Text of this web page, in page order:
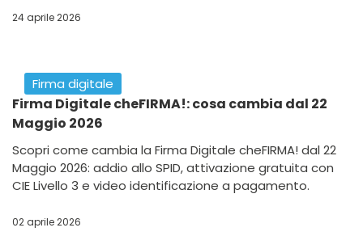
24 aprile 2026
Firma digitale
Firma Digitale cheFIRMA!: cosa cambia dal 22
Maggio 2026
Scopri come cambia la Firma Digitale cheFIRMA! dal 22
Maggio 2026: addio allo SPID, attivazione gratuita con
CIE Livello 3 e video identificazione a pagamento.
02 aprile 2026